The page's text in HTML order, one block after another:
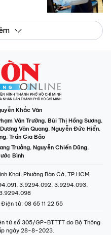
Khắc Văn
Văn Trường, Bùi Thị Hồng Sương,
Dương Văn Quang, Nguyễn Đức Hiển,
, Trần Gia Bảo
Trưởng, Nguyễn Chiến Dũng,
Bình
Khai, Phường Bàn Cờ, TP.HCM
3.9294.092, 3.9294.093,
Điện tử: 08 65 11 22 55
tử số 305/GP-BTTTT do Bộ Thông
ngày 28-8-2023.